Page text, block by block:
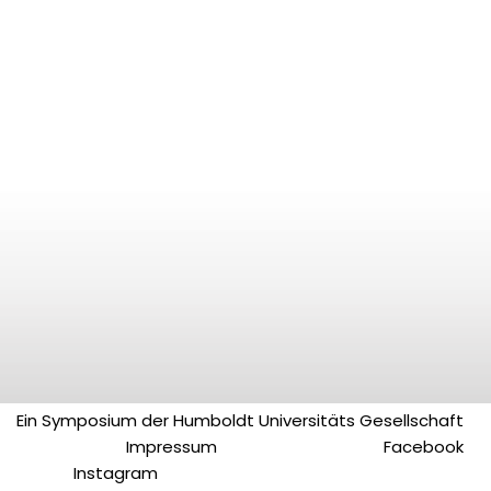
Ein Symposium der Humboldt Universitäts Gesellschaft
Impressum
Facebook
Instagram